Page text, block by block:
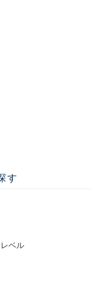
す
ベル